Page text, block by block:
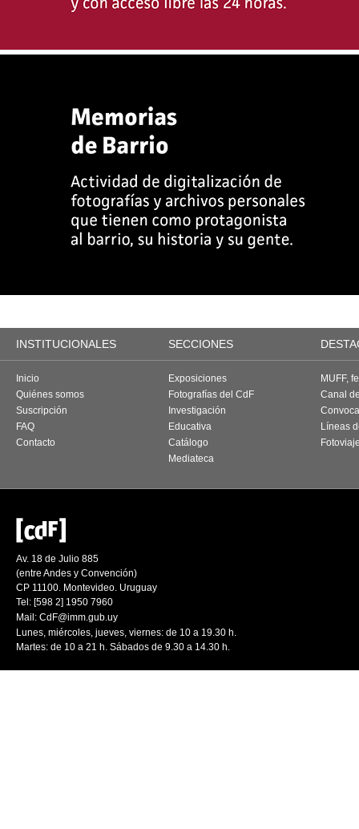
INSTITUCIONALES SECCIONES
Inicio
Quiénes somos
Suscripción
FAQ
Contacto
Exposiciones
Fotografías del CdF
Investigación
Educativa
Catálogo
Mediateca
MUFF,
Canal
Líneas
Av. 18 de Julio 885
(entre Andes y Convención)
CP 11100. Montevideo. Uruguay
Tel: [598 2] 1950 7960
Mail: CdF@imm.gub.uy
Lunes, miércoles, jueves, viernes: de 10 a 19.30 h.
Martes: de 10 a 21 h. Sábados de 9.30 a 14.30 h.